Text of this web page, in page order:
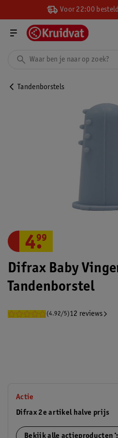
Voor 22:00
Tandenborstels
Difrax Baby
Tandenborstel
(4.92/5)12 reviews
4.
99
Actie
Difrax 2e artikel halve prijs
Bekijk alle actieproducten